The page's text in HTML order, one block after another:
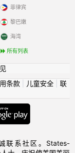
菲律宾
黎巴嫩
海湾
所有列表
条款| 儿童安全| 联
联系社区。States-